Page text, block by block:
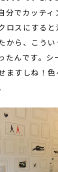
分でカッティ
ロスにする
から、こう
たんです。
ますしね！